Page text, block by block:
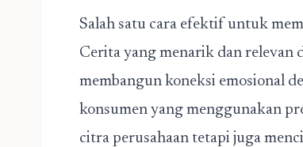
Salah satu cara efektif untuk
Cerita yang menarik dan relevan
membangun koneksi emosional
konsumen yang menggunakan
citra perusahaan tetapi juga